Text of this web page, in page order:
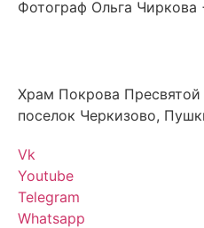
Фотограф Ольга
Храм Покрова
поселок Черкизово,
Vk
Youtube
Telegram
Whatsapp